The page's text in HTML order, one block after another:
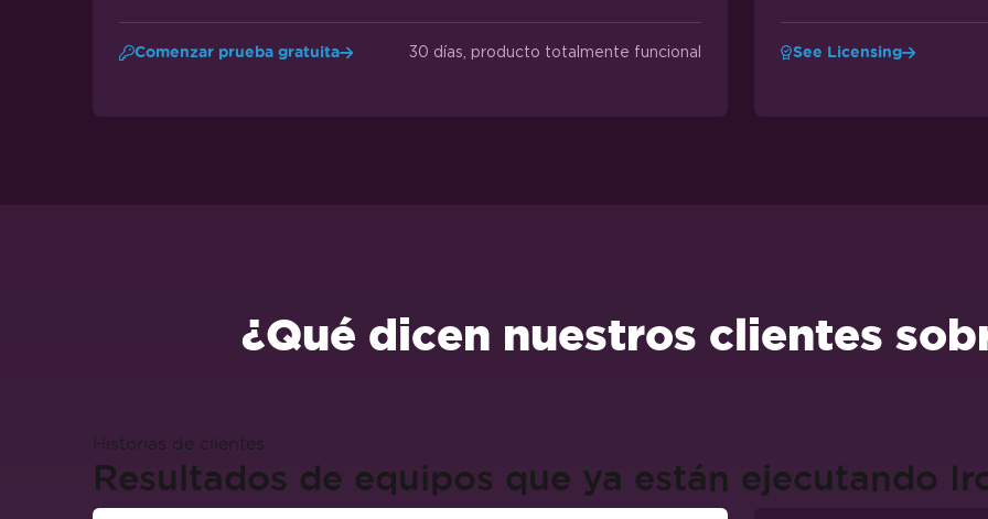
Comenzar prueba gratuita 30 días, producto totalmente funcional See Licensing
¿Qué dicen nuestros clientes
Historias de clientes
Resultados de equipos que ya están ejecutando